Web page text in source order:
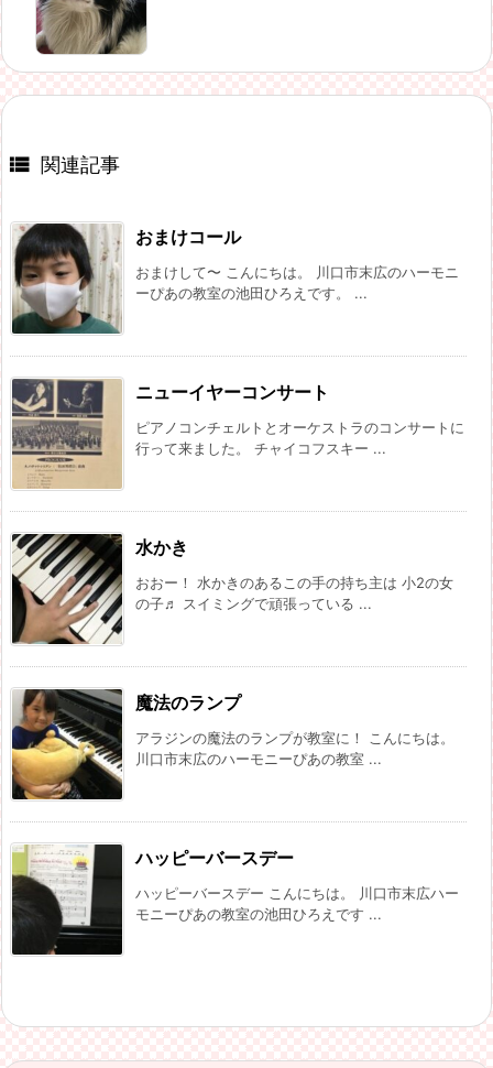
 関連記事
おまけコール
おまけして〜 こんにちは。 川口市末広のハーモニ
ーぴあの教室の池田ひろえです。 ...
ニューイヤーコンサート
ピアノコンチェルトとオーケストラのコンサートに
行って来ました。 チャイコフスキー ...
水かき
おおー！ 水かきのあるこの手の持ち主は 小2の女
の子♬ スイミングで頑張っている ...
魔法のランプ
アラジンの魔法のランプが教室に！ こんにちは。
川口市末広のハーモニーぴあの教室 ...
ハッピーバースデー
ハッピーバースデー こんにちは。 川口市末広ハー
モニーぴあの教室の池田ひろえです ...